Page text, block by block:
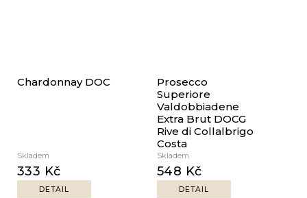
Chardonnay DOC
Skladem
333 Kč
DETAIL
Prosecco
Superiore
Valdobbiadene
Extra Brut DOCG
Rive di Collalbrigo
Costa
Skladem
548 Kč
DETAIL